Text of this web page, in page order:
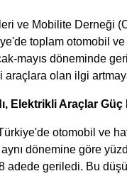
ve Mobilite Derneği
toplam otomobil ve
mayıs döneminde
araçlara olan ilgi
Elektrikli Araçlar Güç
otomobil ve
aynı dönemine göre
adede geriledi. Bu